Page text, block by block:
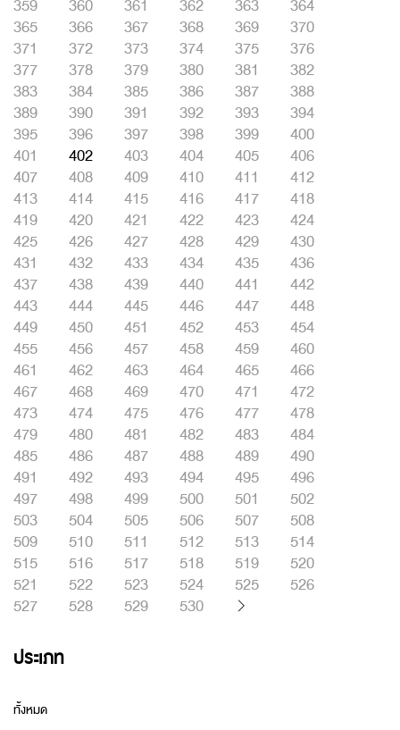
359
360 361 362 363
364
365
366 367 368 369
370
371
372 373 374 375
376
377
378 379 380 381
382
383
384 385 386 387
388
389
390 391 392 393
394
395
396 397 398 399
400
401
402 403 404 405
406
407
408 409 410 411
412
413
414 415 416 417
418
419
420 421 422 423
424
425
426 427 428 429
430
431
432 433 434 435
436
437
438 439 440 441
442
443
444 445 446 447
448
449
450 451 452 453
454
455
456 457 458 459
460
461
462 463 464 465
466
467
468 469 470 471
472
473
474 475 476 477
478
479
480 481 482 483
484
485
486 487 488 489
490
491
492 493 494 495
496
497
498 499 500 501
502
503
504 505 506 507
508
509
510 511 512 513
514
515
516 517 518 519
520
521
522 523 524 525
526
527
528 529 530
ประเภท
ทั้งหมด